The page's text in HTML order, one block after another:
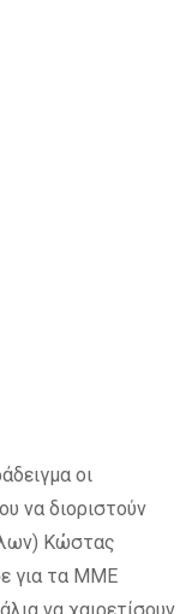
οι
να διοριστούν
Κώστας
για τα ΜΜΕ